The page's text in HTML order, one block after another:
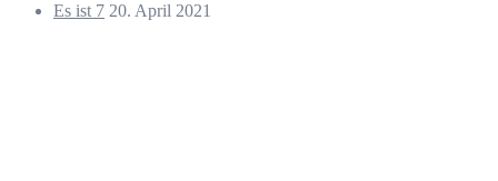
Es ist 7 20. April 2021